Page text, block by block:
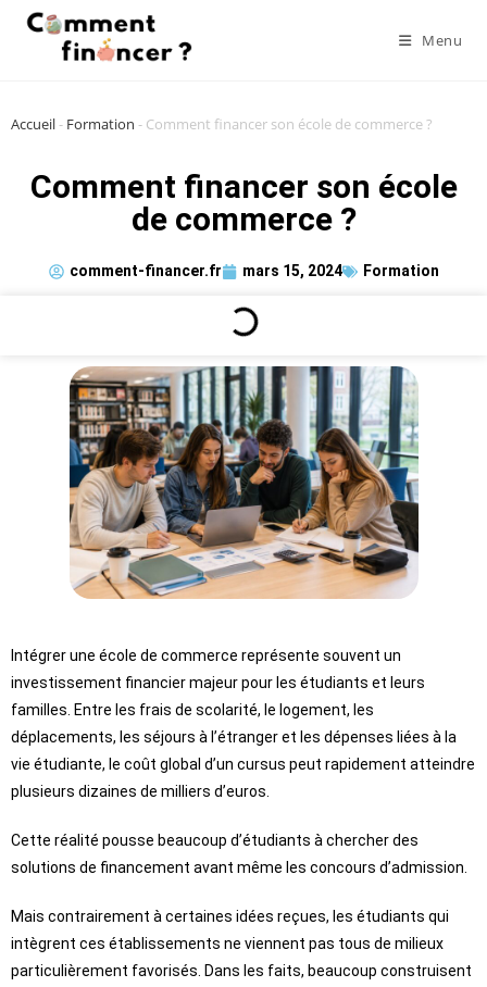
Menu
Accueil- Formation - Comment financer son école de commerce ?
Comment financer son école
de commerce ?
comment-financer.fr mars 15, 2024 Formation
Intégrer une école de commerce représente souvent un
investissement financier majeur pour les étudiants et leurs
familles. Entre les frais de scolarité, le logement, les
déplacements, les séjours à l’étranger et les dépenses liées à la
vie étudiante, le coût global d’un cursus peut rapidement atteindre
plusieurs dizaines de milliers d’euros.
Cette réalité pousse beaucoup d’étudiants à chercher des
solutions de financement avant même les concours d’admission.
Mais contrairement à certaines idées reçues, les étudiants qui
intègrent ces établissements ne viennent pas tous de milieux
particulièrement favorisés. Dans les faits, beaucoup construisent